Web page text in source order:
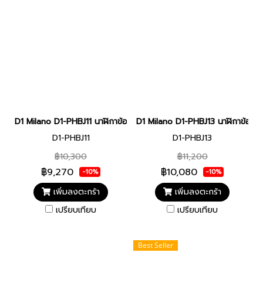
D1 Milano D1-PHBJ11 นาฬิกาข้อมือ นาฬิกา UNISEX 40.5 mm D1
D1-PHBJ11
฿10,300
฿9,270 -10%
เพิ่มลงตะกร้า
เปรียบเทียบ
D1 Milano D1-PHBJ13 นาฬิกาข้อ
D1-PHBJ13
฿11,200
฿10,080 -10%
เพิ่มลงตะกร้า
เปรียบเทียบ
Best Seller